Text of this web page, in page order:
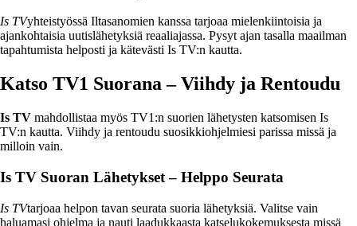
Is TVyhteistyössä Iltasanomien kanssa tarjoaa mielenkiintoisia ja
ajankohtaisia uutislähetyksiä reaaliajassa. Pysyt ajan tasalla maailman
tapahtumista helposti ja kätevästi Is TV:n kautta.
Katso TV1 Suorana – Viihdy ja Rentoudu
Is TV mahdollistaa myös TV1:n suorien lähetysten katsomisen Is
TV:n kautta. Viihdy ja rentoudu suosikkiohjelmiesi parissa missä ja
milloin vain.
Is TV Suoran Lähetykset – Helppo Seurata
Is TVtarjoaa helpon tavan seurata suoria lähetyksiä. Valitse vain
haluamasi ohjelma ja nauti laadukkaasta katselukokemuksesta missä